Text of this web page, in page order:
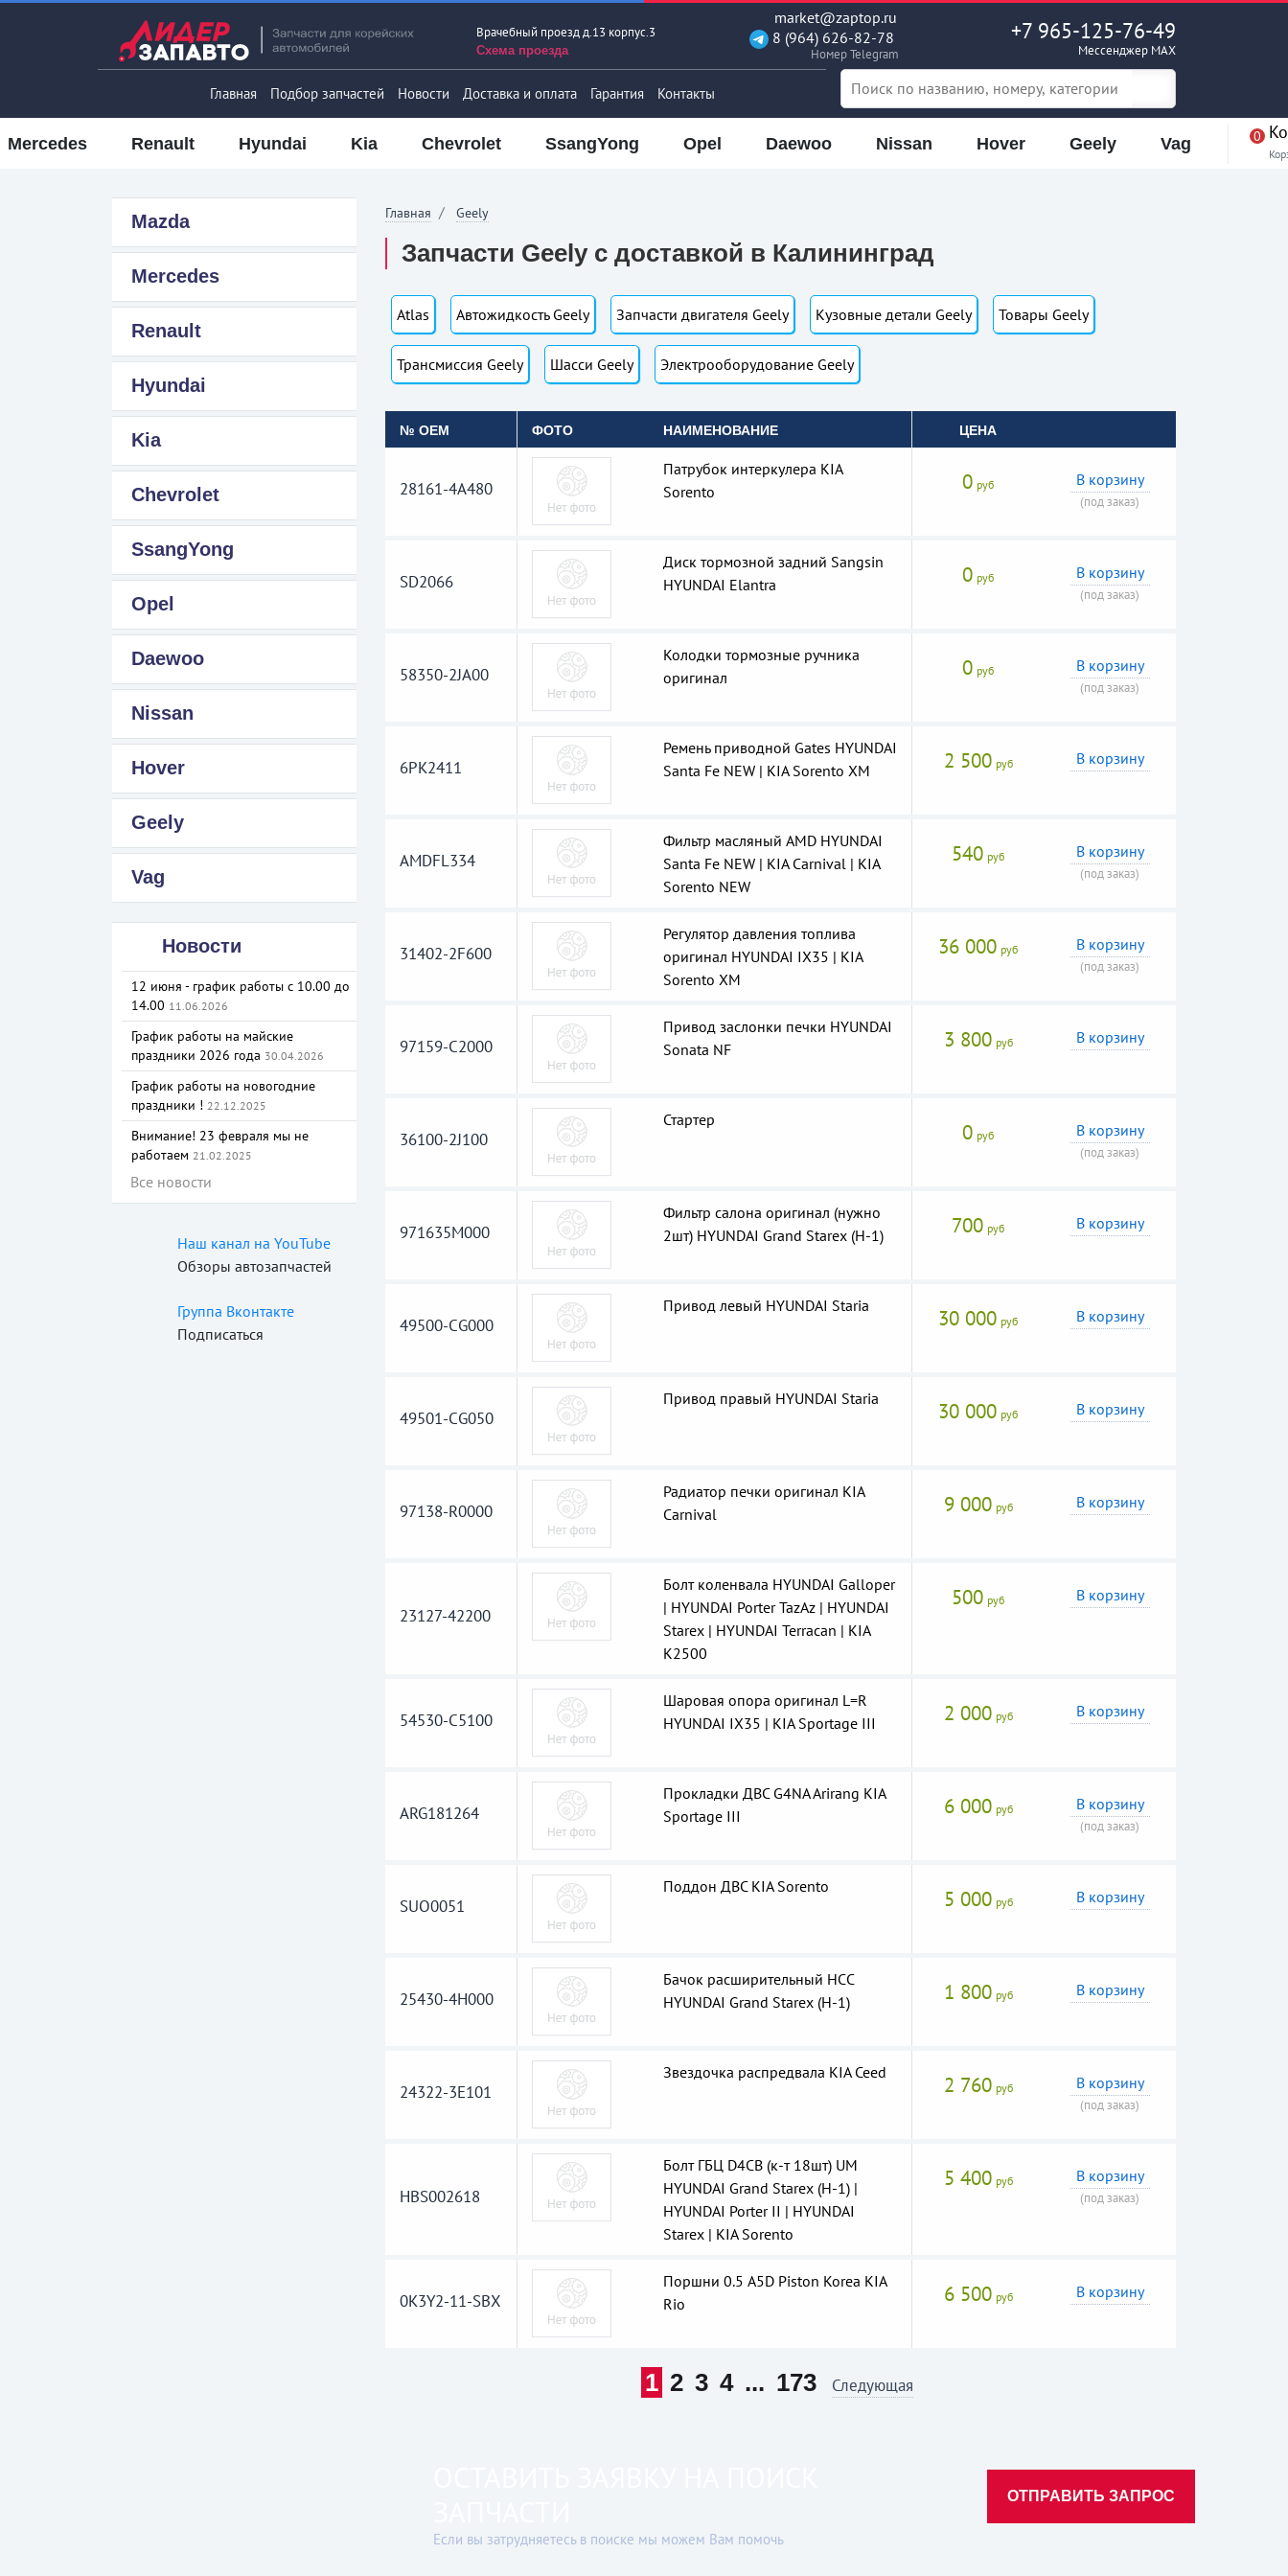
Врачебный проезд д.13 корпус.3
Схема проезда
market@zaptop.ru
8 (964) 626-82-78
Номер Telegram
+7 965-125-76-49
Мессенджер MAX
Главная Подбор запчастей Новости Доставка и оплата Гарантия Контакты
Mercedes Renault Hyundai Kia Chevrolet SsangYong Opel Daewoo Nissan Hover Geely Vag 0
Mazda
Mercedes
Renault
Hyundai
Kia
Chevrolet
SsangYong
Opel
Daewoo
Nissan
Hover
Geely
Vag
Новости
12 июня - график работы с 10.00 до
14.00 11.06.2026
График работы на майские
праздники 2026 года 30.04.2026
График работы на новогодние
праздники ! 22.12.2025
Внимание! 23 февраля мы не
работаем 21.02.2025
Все новости
Наш канал на YouTube
Обзоры автозапчастей
Группа Вконтакте
Подписаться
Главная Geely
Запчасти Geely с доставкой в Калининград
Atlas Автожидкость Geely Запчасти двигателя Geely Кузовные детали Geely Товары Geely
Трансмиссия Geely Шасси Geely Электрооборудование Geely
№ OEM ФОТО НАИМЕНОВАНИЕ ЦЕНА
28161-4A480
Патрубок интеркулера KIA
Sorento
0 руб В корзину
(под заказ)
SD2066
Диск тормозной задний Sangsin
HYUNDAI Elantra
0 руб В корзину
(под заказ)
58350-2JA00
Колодки тормозные ручника
оригинал
0 руб В корзину
(под заказ)
6PK2411
Ремень приводной Gates HYUNDAI
Santa Fe NEW | KIA Sorento XM
2 500 руб В корзину
AMDFL334
Фильтр масляный AMD HYUNDAI
Santa Fe NEW | KIA Carnival | KIA
Sorento NEW
540 руб В корзину
(под заказ)
31402-2F600
Регулятор давления топлива
оригинал HYUNDAI IX35 | KIA
Sorento XM
36 000 руб В корзину
(под заказ)
97159-C2000
Привод заслонки печки HYUNDAI
Sonata NF
3 800 руб В корзину
36100-2J100
Стартер 0 руб В корзину
(под заказ)
971635M000
Фильтр салона оригинал (нужно
2шт) HYUNDAI Grand Starex (H-1)
700 руб В корзину
49500-CG000
Привод левый HYUNDAI Staria 30 000 руб В корзину
49501-CG050
Привод правый HYUNDAI Staria 30 000 руб В корзину
97138-R0000
Радиатор печки оригинал KIA
Carnival
9 000 руб В корзину
23127-42200
Болт коленвала HYUNDAI Galloper
| HYUNDAI Porter TazAz | HYUNDAI
Starex | HYUNDAI Terracan | KIA
K2500
500 руб В корзину
54530-C5100
Шаровая опора оригинал L=R
HYUNDAI IX35 | KIA Sportage III
2 000 руб В корзину
ARG181264
Прокладки ДВС G4NA Arirang KIA
Sportage III
6 000 руб В корзину
(под заказ)
SUO0051
Поддон ДВС KIA Sorento 5 000 руб В корзину
25430-4H000
Бачок расширительный HCC
HYUNDAI Grand Starex (H-1)
1 800 руб В корзину
24322-3E101
Звездочка распредвала KIA Ceed 2 760 руб В корзину
(под заказ)
HBS002618
Болт ГБЦ D4CB (к-т 18шт) UM
HYUNDAI Grand Starex (H-1) |
HYUNDAI Porter II | HYUNDAI
Starex | KIA Sorento
5 400 руб В корзину
(под заказ)
0K3Y2-11-SBX
Поршни 0.5 A5D Piston Korea KIA
Rio
6 500 руб В корзину
1 2 3 4 ... 173 Следующая
Если вы затрудняетесь в поиске мы можем Вам помочь
ОТПРАВИТЬ ЗАПРОС